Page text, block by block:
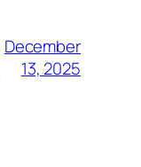
December
13, 2025